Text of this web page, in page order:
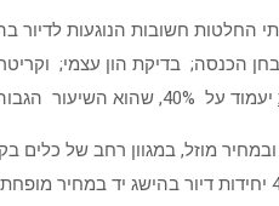
בדיקת הון עצמי;
יעמוד על 40%, שהוא השיעור הגבוה ביותר שניתן לרשות מקומית לקבוע, בהתאם לחוק.
מוזל, במגוון רחב של
המקדמת דיור בהישג יד, כשנכון להיום קיימות